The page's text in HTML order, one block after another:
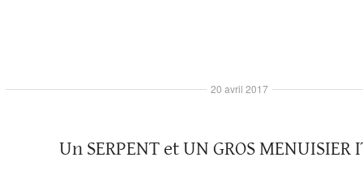
Un SERPENT et UN GROS MENUISIER
20 avril 2017